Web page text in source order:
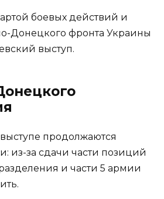
боевых действий и
Донецкого фронта Украины
выступ.
продолжаются
из-за сдачи части позиций
и части 5 армии